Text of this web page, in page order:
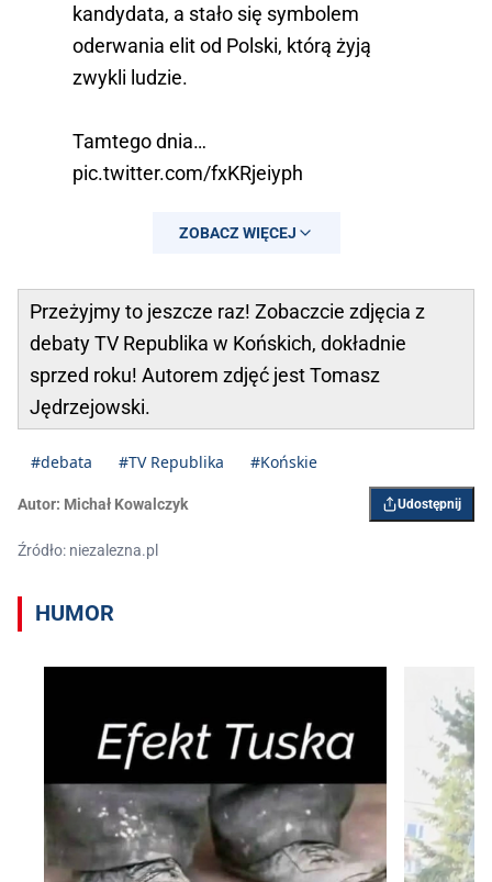
kandydata, a stało się symbolem
oderwania elit od Polski, którą żyją
zwykli ludzie.
Tamtego dnia…
pic.twitter.com/fxKRjeiyph
— Paweł Szefernaker 🇵🇱
ZOBACZ WIĘCEJ
Przeżyjmy to jeszcze raz! Zobaczcie zdjęcia z
debaty TV Republika w Końskich, dokładnie
sprzed roku! Autorem zdjęć jest Tomasz
Jędrzejowski.
#debata #TV Republika #Końskie
Autor: Michał Kowalczyk Udostępnij
Źródło: niezalezna.pl
HUMOR